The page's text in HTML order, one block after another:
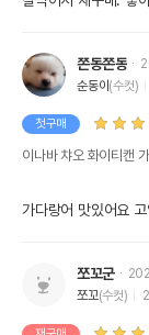
쫀동쫀동
순동이 (수컷)
첫구매
이나바 챠오 화이티캔
가다랑어 맛있어요
쪼꼬군
쪼꼬(수컷)